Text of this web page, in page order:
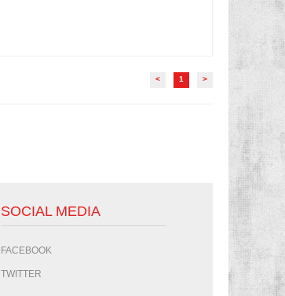
< 1 >
SOCIAL MEDIA
FACEBOOK
TWITTER